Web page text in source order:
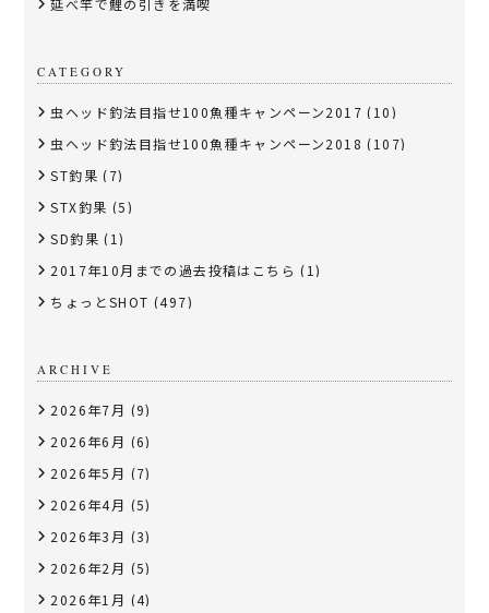
延べ竿で鯉の引きを満喫
CATEGORY
虫ヘッド釣法目指せ100魚種キャンペーン2017 (10)
虫ヘッド釣法目指せ100魚種キャンペーン2018 (107)
ST釣果 (7)
STX釣果 (5)
SD釣果 (1)
2017年10月までの過去投稿はこちら (1)
ちょっとSHOT (497)
ARCHIVE
2026年7月 (9)
2026年6月 (6)
2026年5月 (7)
2026年4月 (5)
2026年3月 (3)
2026年2月 (5)
2026年1月 (4)